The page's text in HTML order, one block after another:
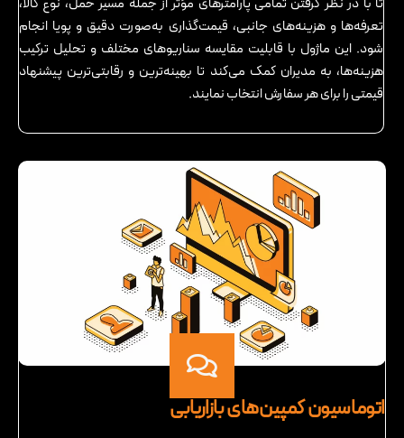
تعرفه‌ها و هزینه‌های جانبی، قیمت‌گذاری به‌صورت دقیق و پویا انجام
شود. این ماژول با قابلیت مقایسه سناریوهای مختلف و تحلیل ترکیب
هزینه‌ها، به مدیران کمک می‌کند تا بهینه‌ترین و رقابتی‌ترین پیشنهاد
قیمتی را برای هر سفارش انتخاب نمایند.
اتوماسیون کمپین‌های بازاریابی